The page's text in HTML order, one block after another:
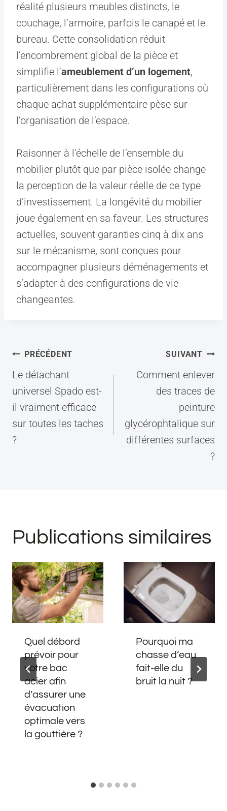
réalité plusieurs meubles distincts, le
couchage, l’armoire, parfois le canapé et le
bureau. Cette consolidation réduit
l’encombrement global de la pièce et
simplifie l’ameublement d’un logement,
particulièrement dans les configurations où
chaque achat supplémentaire pèse sur
l’organisation de l’espace.
Raisonner à l’échelle de l’ensemble du
mobilier plutôt que par pièce isolée change
la perception de la valeur réelle de ce type
d’investissement. La longévité du mobilier
joue également en sa faveur. Les structures
actuelles, souvent garanties cinq à dix ans
sur le mécanisme, sont conçues pour
accompagner plusieurs déménagements et
s’adapter à des configurations de vie
changeantes.
Navigation
de
l’article
PRÉCÉDENT
Le détachant
universel Spado est-
il vraiment efficace
sur toutes les taches
?
SUIVANT
Comment enlever
des traces de
peinture
glycérophtalique sur
différentes surfaces
?
Publications similaires
Quel débord
prévoir pour
votre bac
acier afin
d’assurer une
évacuation
optimale vers
la gouttière ?
Pourquoi ma
chasse d’eau
fait-elle du
bruit la nuit ?